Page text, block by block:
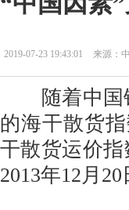
2019-07-23 19:43:01 来源：
随着中国钢
的海干散货
干散货运价指
2013年12月20